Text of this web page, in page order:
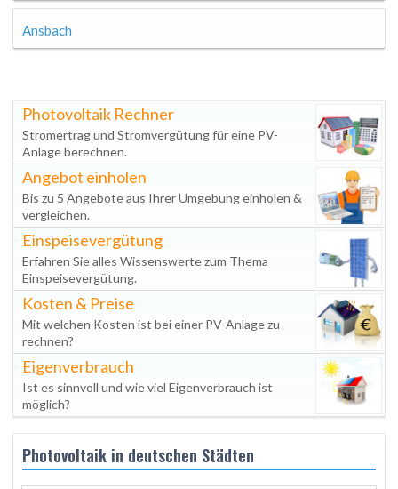
Ansbach
Photovoltaik Rechner
Stromertrag und Stromvergütung für eine PV-
Anlage berechnen.
Angebot einholen
Bis zu 5 Angebote aus Ihrer Umgebung einholen &
vergleichen.
Einspeisevergütung
Erfahren Sie alles Wissenswerte zum Thema
Einspeisevergütung.
Kosten & Preise
Mit welchen Kosten ist bei einer PV-Anlage zu
rechnen?
Eigenverbrauch
Ist es sinnvoll und wie viel Eigenverbrauch ist
möglich?
Photovoltaik in deutschen Städten